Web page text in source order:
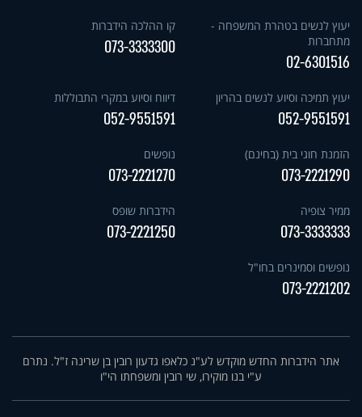
יעוץ לנשים בטהרת המשפחה -
מתחברות
02-6301516
קו ההלכה הידברות
073-3333300
יעוץ תמיכה וסיוע לנשים בהריון
052-9551591
דיווח וסיוע במקרי התבוללות
052-9551591
הזמנת חוגי בית (בחינם)
073-2221290
נופשים
073-2221270
ממיר צופיה
073-3333333
הידברות שופס
073-2221250
נופשים וסמינרים בחו"ל
073-2221202
אתר הידברות החדש מוקדש לע"נ כלאפו גדעון רובין בן שרינה ז"ל. נתרם
ע"י בנו מוקירו, שי רובין ומשפחתו הי"ו